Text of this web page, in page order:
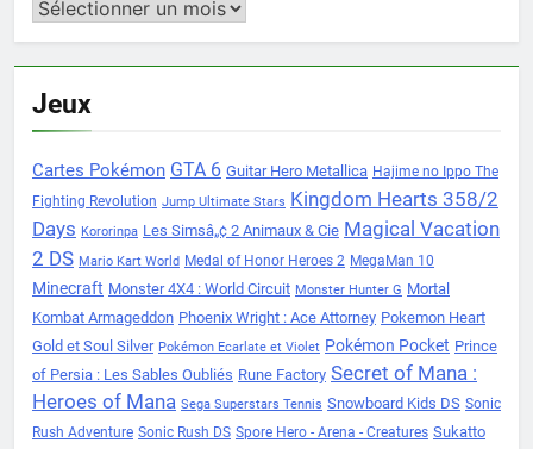
Archives
Jeux
Cartes Pokémon GTA 6 Guitar Hero Metallica Hajime no Ippo The
Fighting Revolution Jump Ultimate Stars Kingdom Hearts 358/2
Days Kororinpa Les Simsâ„¢ 2 Animaux & Cie Magical Vacation
2 DS Mario Kart World Medal of Honor Heroes 2 MegaMan 10
Minecraft Monster 4X4 : World Circuit Monster Hunter G Mortal
Kombat Armageddon Phoenix Wright : Ace Attorney Pokemon Heart
Gold et Soul Silver Pokémon Ecarlate et Violet Pokémon Pocket Prince
of Persia : Les Sables Oubliés Rune Factory Secret of Mana :
Heroes of Mana Sega Superstars Tennis Snowboard Kids DS Sonic
Rush Adventure Sonic Rush DS Spore Hero - Arena - Creatures Sukatto